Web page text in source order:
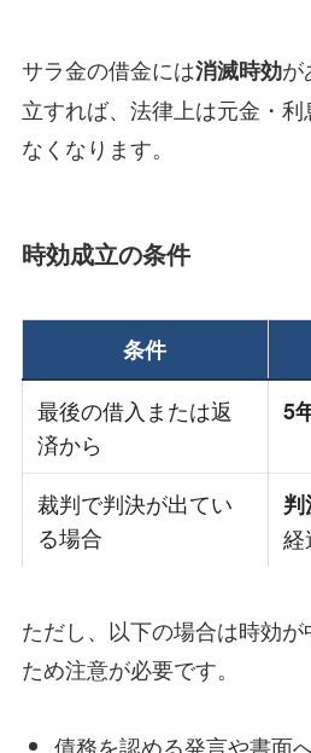
サラ金の借金には消滅時効が
立すれば、法律上は元金・
なくなります。
時効成立の条件
条件
最後の借入または返
済から
5
裁判で判決が出てい
る場合
経
ただし、以下の場合は時効
ため注意が必要です。
債務を認める発言や書面